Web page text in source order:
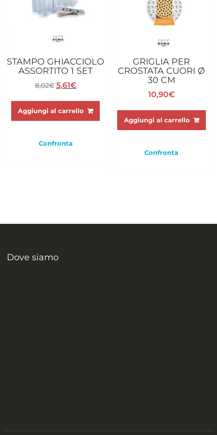
nella
pagina
prodotto
pagina
del
STAMPO GHIACCIOLO
ASSORTITO 1 SET
8,02€ Il
originale
5,61€Il
attuale
Aggiungi al carrello
Confronta
GRIGLIA PER
CROSTATA CUORI Ø
30 CM
10,90€
Aggiungi al carrello
Confronta
Dove siamo